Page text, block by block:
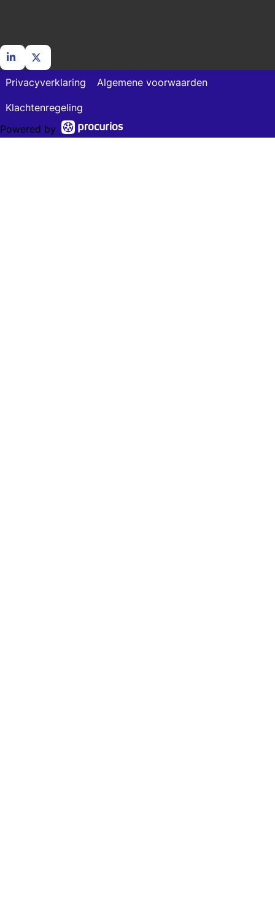
Go
LinkedIn
to
X
Privacyverklaring Algemene voorwaarden
Klachtenregeling
Powered by